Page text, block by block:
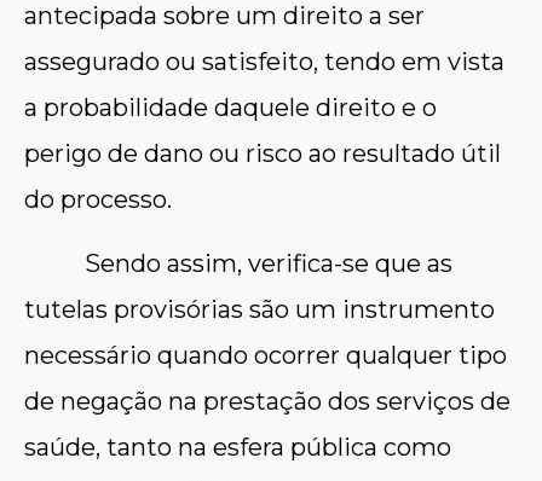
antecipada sobre um direito a ser
assegurado ou satisfeito, tendo em vista
a probabilidade daquele direito e o
perigo de dano ou risco ao resultado útil
do processo.
Sendo assim, verifica-se que as
tutelas provisórias são um instrumento
necessário quando ocorrer qualquer tipo
de negação na prestação dos serviços de
saúde, tanto na esfera pública como